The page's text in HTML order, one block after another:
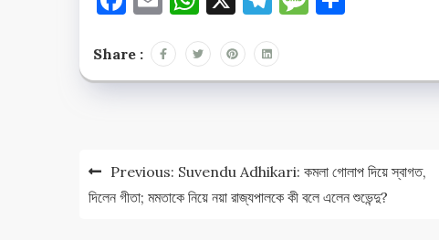
Share :
navigation
Previous: Suvendu Adhikari: কমলা গোলাপ দিয়ে স্বাগত,
দিলেন গীতা; মমতাকে নিয়ে নয়া রাজ্যপালকে কী বলে এলেন শুভেন্দু?